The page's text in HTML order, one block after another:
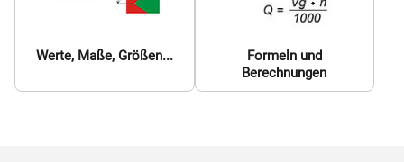
Werte, Maße, Größen...
Formeln und
Berechnungen